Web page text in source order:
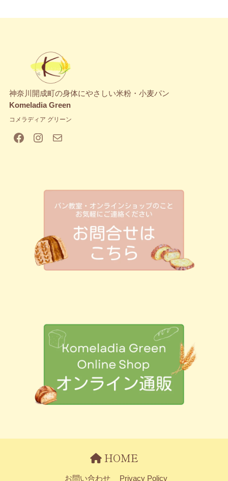
神奈川開成町の身体にやさしい米粉・小麦パン
Komeladia Green
コメラディア グリーン
HOME
お問い合わせ Privacy Policy